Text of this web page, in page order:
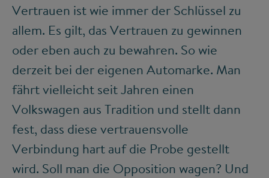
Vertrauen ist wie immer der Schlüssel zu
allem. Es gilt, das Vertrauen zu gewinnen
oder eben auch zu bewahren. So wie
derzeit bei der eigenen Automarke. Man
fährt vielleicht seit Jahren einen
Volkswagen aus Tradition und stellt dann
fest, dass diese vertrauensvolle
Verbindung hart auf die Probe gestellt
wird. Soll man die Opposition wagen? Und